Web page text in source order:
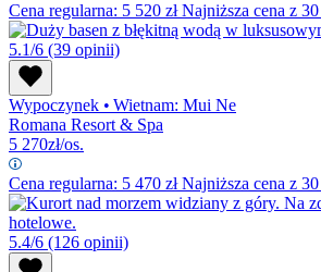
Cena regularna: 5 520 złNajniższa cena z
5.1/6 (39 opinii)
Wypoczynek • Wietnam: Mui Ne
Romana Resort & Spa
5 270zł/os.
Cena regularna: 5 470 złNajniższa cena z
5.4/6 (126 opinii)